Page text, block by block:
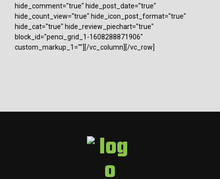
hide_comment="true" hide_post_date="true"
hide_count_view="true" hide_icon_post_format="true"
hide_cat="true" hide_review_piechart="true"
block_id="penci_grid_1-1608288871906"
custom_markup_1=""][/vc_column][/vc_row]